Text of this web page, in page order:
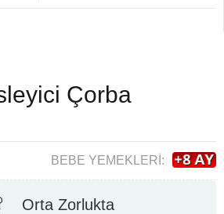
Çorba
BEBE YEMEKLERI:
Orta Zorlukta